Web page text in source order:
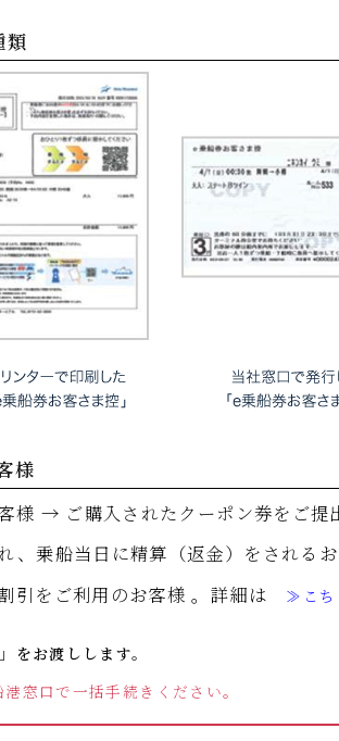
類
様
様 → ご購入されたクーポン券をご提
、乗船当日に精算（返金）をされる
引をご利用のお客様 。詳細は
≫こち
をお渡しします。
窓口で一括手続きください。